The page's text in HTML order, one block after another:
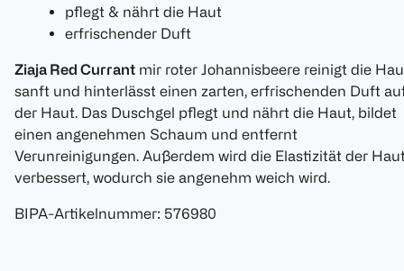
pflegt & nährt die Haut
erfrischender Duft
Ziaja Red Currant mir roter Johannisbeere reinigt die
sanft und hinterlässt einen zarten, erfrischenden Duft
der Haut. Das Duschgel pflegt und nährt die Haut, bildet
einen angenehmen Schaum und entfernt
Verunreinigungen. Außerdem wird die Elastizität der
verbessert, wodurch sie angenehm weich wird.
BIPA-Artikelnummer: 576980